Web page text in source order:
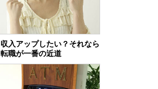
収入アップしたい？それなら
転職が一番の近道